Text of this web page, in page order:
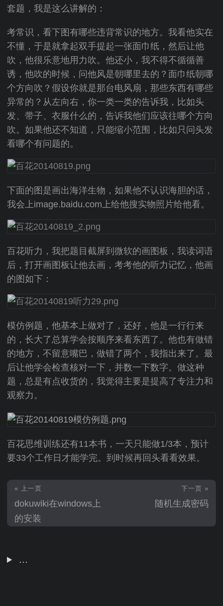
套题，我是这么讲解的：
考常识，看下图有哪些违背常识的地方。我看他实在
不懂，于是就拿起双手提起一张面巾纸，然后让他
吹，他很乐意地用力吹。他还小，我不得不循循善
诱，他吹的时候，问他风是朝哪里去的？面巾纸朝哪
个方向吹？假设你就是那台电风扇，那些东西有哪些
异常的？从左向右，你一类一类的告诉我，比如头
发、带子、衣服什么的，告诉我他们应该往哪个方向
吹。如果他还不知道，只能缩小范围，比如只问头发
看哪个有问题的。
下面的图是画出海洋生物，如果他不认识海胆的话，
我会上image.baidu.com上给他搜实物照片给他看。
百花听力，我把题目截屏到微软的画图板，我读词语
后，打开画图板让他去画，考考他的听力记忆，他画
的图如下：
模仿例题，他基本上做对了，还好，他是一行行来
的，长大了总算学会按顺序来看东西了。他也有做错
的地方，不留意嘴巴，做错了两个，我指出来了。最
后让他学会检查核对一下，并数一下数字。做这种
题，总是有点收货的，我觉得主要是提高了专注力和
观察力。
百花思维训练还有11本书，一天只能做1/3本，预计
要33个工作日才能学完。到时候再回头看看效果。
« 上一页
dokuwiki在windows上
的安装
下一页 »
随机生成密码
...